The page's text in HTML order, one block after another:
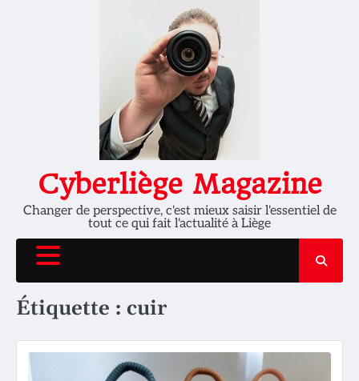
Cyberliège Magazine
Changer de perspective, c'est mieux saisir l'essentiel de
tout ce qui fait l'actualité à Liège
Étiquette : cuir